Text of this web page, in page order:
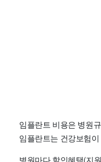
임플란트 비용은 병원
임플란트는 건강보험